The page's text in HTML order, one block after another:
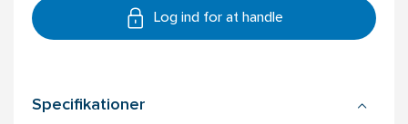
Log ind for at handle
Specifikationer